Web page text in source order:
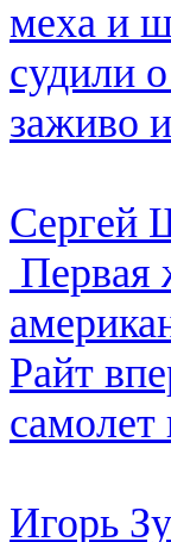
меха и
судили
заживо
Сергей
Первая
Райт
самолет
Игорь